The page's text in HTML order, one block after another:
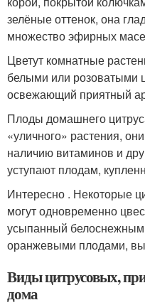
зелёные оттенок, она
множество эфирных
Цветут комнатные
белыми или розоватыми
освежающий приятный
Плоды домашнего
«уличного» растения,
наличию витаминов и
уступают плодам,
Интересно . Некоторые
могут одновременно
усыпанный
оранжевыми плодами,
Виды цитрусовых,
дома